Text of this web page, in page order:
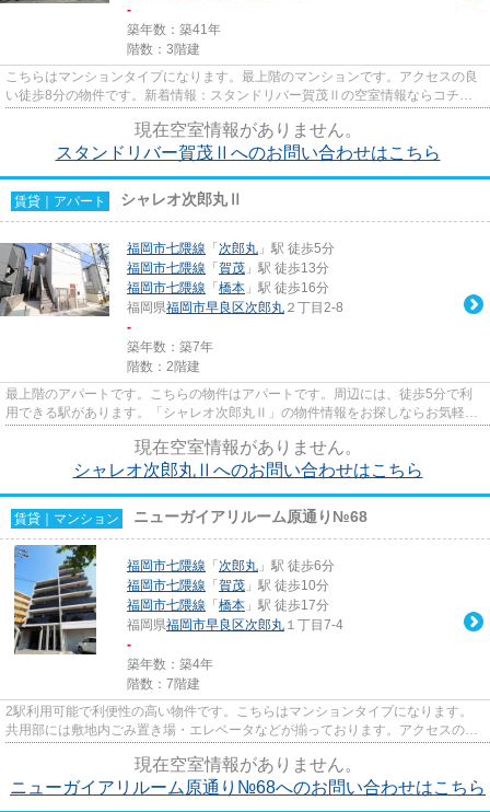
-
築年数：築41年
階数：3階建
こちらはマンションタイプになります。最上階のマンションです。アクセスの良
い徒歩8分の物件です。新着情報：スタンドリバー賀茂Ⅱの空室情報ならコチ
現在空室情報がありません。
スタンドリバー賀茂Ⅱへのお問い合わせはこちら
賃貸｜アパート シャレオ次郎丸Ⅱ
福岡市七隈線 「 次郎丸 」駅 徒歩5分
福岡市七隈線 「 賀茂 」駅 徒歩13分
福岡市七隈線 「 橋本 」駅 徒歩16分
福岡県福岡市早良区次郎丸 ２丁目2-8
-
築年数：築7年
階数：2階建
最上階のアパートです。こちらの物件はアパートです。周辺には、徒歩5分で利
用できる駅があります。「シャレオ次郎丸Ⅱ」の物件情報をお探しならお気軽に
現在空室情報がありません。
シャレオ次郎丸Ⅱへのお問い合わせはこちら
賃貸｜マンション ニューガイアリルーム原通り№68
福岡市七隈線 「 次郎丸 」駅 徒歩6分
福岡市七隈線 「 賀茂 」駅 徒歩10分
福岡市七隈線 「 橋本 」駅 徒歩17分
福岡県福岡市早良区次郎丸 １丁目7-4
-
築年数：築4年
階数：7階建
2駅利用可能で利便性の高い物件です。こちらはマンションタイプになります。
共用部には敷地内ごみ置き場・エレベータなどが揃っております。アクセスの良
現在空室情報がありません。
ニューガイアリルーム原通り№68へのお問い合わせはこちら